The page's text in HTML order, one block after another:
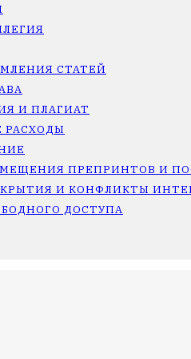
СТАТЕЙ
И ПЛАГИАТ
РАСХОДЫ
ПРЕПРИНТОВ И
И КОНФЛИКТЫ
ДОСТУПА